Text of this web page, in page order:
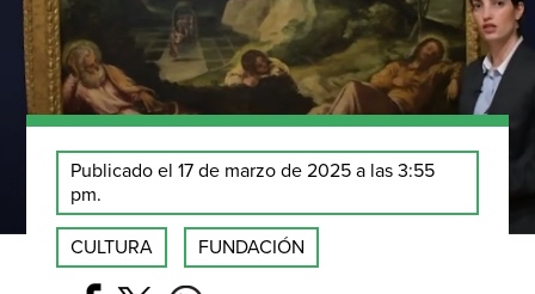
Publicado el 17 de marzo de 2025 a las 3:55
pm.
CULTURA FUNDACIÓN